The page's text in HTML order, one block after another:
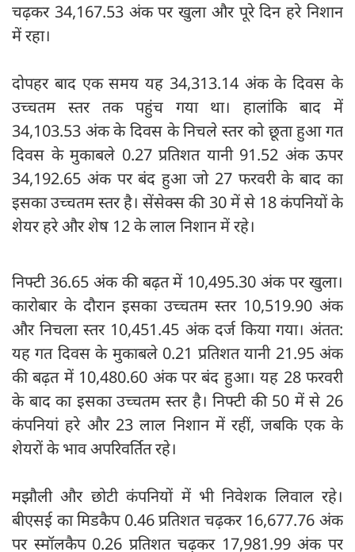
चढ़कर 34,167.53 अंक पर खुला और पूरे दिन हरे निशान
में रहा।
दोपहर बाद एक समय यह 34,313.14 अंक के दिवस के
उच्चतम स्तर तक पहुंच गया था। हालांकि बाद में
34,103.53 अंक के दिवस के निचले स्तर को छूता हुआ गत
दिवस के मुकाबले 0.27 प्रतिशत यानी 91.52 अंक ऊपर
34,192.65 अंक पर बंद हुआ जो 27 फरवरी के बाद का
इसका उच्चतम स्तर है। सेंसेक्स की 30 में से 18 कंपनियों के
शेयर हरे और शेष 12 के लाल निशान में रहे।
निफ्टी 36.65 अंक की बढ़त में 10,495.30 अंक पर खुला।
कारोबार के दौरान इसका उच्चतम स्तर 10,519.90 अंक
और निचला स्तर 10,451.45 अंक दर्ज किया गया। अंतत:
यह गत दिवस के मुकाबले 0.21 प्रतिशत यानी 21.95 अंक
की बढ़त में 10,480.60 अंक पर बंद हुआ। यह 28 फरवरी
के बाद का इसका उच्चतम स्तर है। निफ्टी की 50 में से 26
कंपनियां हरे और 23 लाल निशान में रहीं, जबकि एक के
शेयरों के भाव अपरिवर्तित रहे।
मझौली और छोटी कंपनियों में भी निवेशक लिवाल रहे।
बीएसई का मिडकैप 0.46 प्रतिशत चढ़कर 16,677.76 अंक
पर स्मॉलकैप 0.26 प्रतिशत चढ़कर 17,981.99 अंक पर